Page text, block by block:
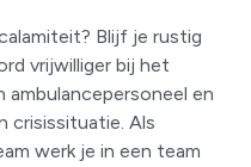
Blijf je rustig
vrijwilliger bij het
en
crisissituatie. Als
werk je in een team